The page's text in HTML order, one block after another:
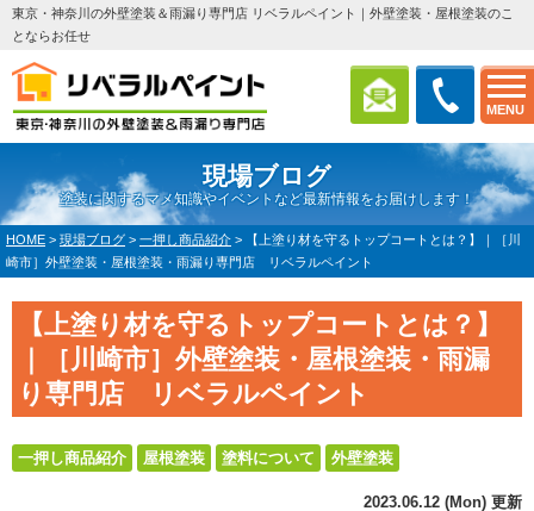
MENU
東京・神奈川の外壁塗装＆雨漏り専門店 リベラルペイント｜外壁塗装・屋根塗装のこ
とならお任せ
現場ブログ
塗装に関するマメ知識やイベントなど最新情報をお届けします！
HOME > 現場ブログ > 一押し商品紹介 >
【上塗り材を守るトップコートとは？】｜［川
崎市］外壁塗装・屋根塗装・雨漏り専門店 リベラルペイント
【上塗り材を守るトップコートとは？】
｜［川崎市］外壁塗装・屋根塗装・雨漏
り専門店 リベラルペイント
一押し商品紹介 屋根塗装 塗料について 外壁塗装
2023.06.12 (Mon) 更新